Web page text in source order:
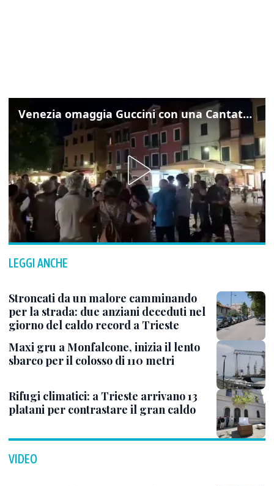
Venezia omaggia Guccini con una Cantata Anarchica in campo Santa Margherita
LEGGI ANCHE
Stroncati da un malore camminando
per la strada: due anziani deceduti nel
giorno del caldo record a Trieste
Maxi gru a Monfalcone, inizia il lento
sbarco per il colosso di 110 metri
Rifugi climatici: a Trieste arrivano 13
platani per contrastare il gran caldo
VIDEO